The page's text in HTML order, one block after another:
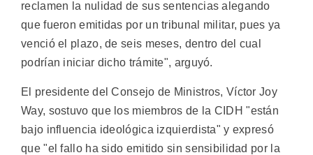
reclamen la nulidad de sus sentencias alegando
que fueron emitidas por un tribunal militar, pues ya
venció el plazo, de seis meses, dentro del cual
podrían iniciar dicho trámite", arguyó.
El presidente del Consejo de Ministros, Víctor Joy
Way, sostuvo que los miembros de la CIDH "están
bajo influencia ideológica izquierdista" y expresó
que "el fallo ha sido emitido sin sensibilidad por la